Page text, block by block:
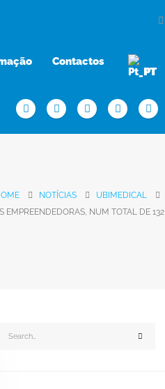
Contactos
PT
NOTÍCIAS
UBIMEDICAL
EMPREENDEDORAS, NUM TOTAL DE 132